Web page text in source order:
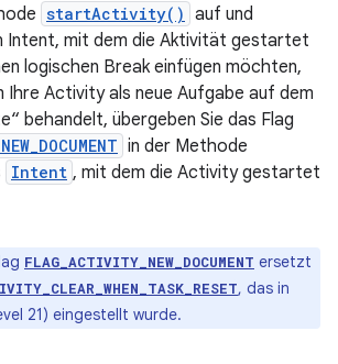
startActivity() auf und
Intent, mit dem die Aktivität gestartet
logischen Break einfügen möchten,
Ihre Activity als neue Aufgabe auf dem
behandelt, übergeben Sie das Flag
in der Methode
Intent , mit dem die Activity gestartet
FLAG_ACTIVITY_NEW_DOCUMENT ersetzt
, das in
21) eingestellt wurde.